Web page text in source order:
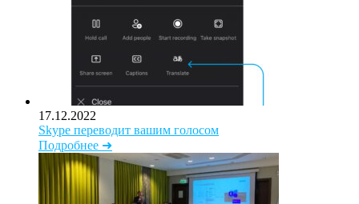
17.12.2022
Skype переводит вашим голосом
Подробнее ➜